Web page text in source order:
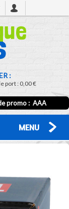
:
port :0,00 €
promo : AAA
MENU